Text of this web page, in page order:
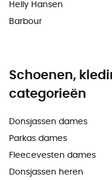
Helly Hansen
Barbour
Schoenen,
categorieën
Donsjassen dames
Parkas dames
Fleecevesten dames
Donsjassen heren